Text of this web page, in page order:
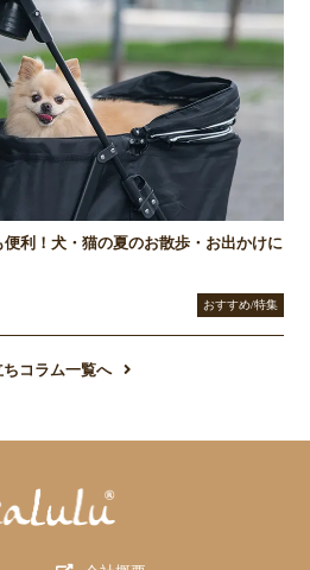
利！犬・猫の夏のお散歩・お出かけに
おすすめ/特集
ちコラム一覧へ